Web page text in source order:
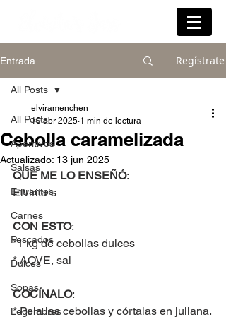
Entrada Regístrate
All Posts
Aperitivos
Salsas
Entrantes
Carnes
Pescados
Dulces
Sopas
Legumbres
All Posts
Cebolla caramelizada
elviramenchen
10 abr 2025 1 min de lectura
Actualizado: 13 jun 2025
QUE ME LO ENSEÑÓ:
Elvirita´s
CON ESTO:
*1 kg de cebollas dulces
* AOVE, sal
COCÍNALO:
* Pela las cebollas y córtalas en juliana.